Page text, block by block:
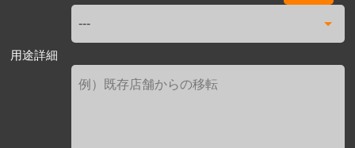
用途詳細